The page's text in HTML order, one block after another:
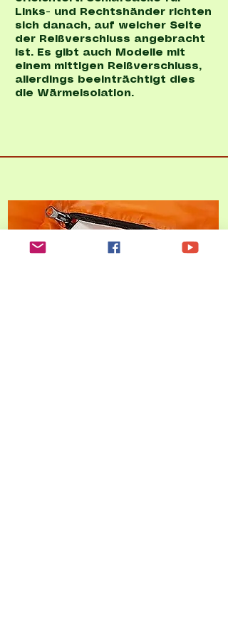
Links- und Rechtshänder richten
sich danach, auf welcher Seite
der Reißverschluss angebracht
ist. Es gibt auch Modelle mit
einem mittigen Reißverschluss,
allerdings beeinträchtigt dies
die Wärmeisolation.